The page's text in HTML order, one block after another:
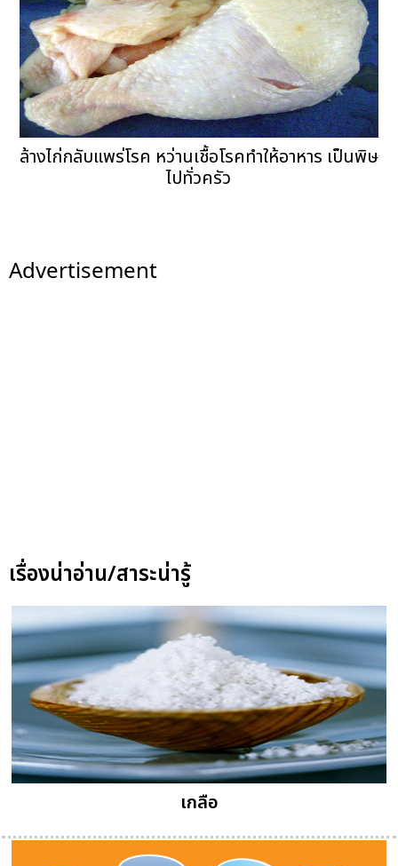
ล้างไก่กลับแพร่โรค หว่านเชื้อโรคทำให้อาหาร เป็นพิษ
ไปทั่วครัว
Advertisement
เรื่องน่าอ่าน/สาระน่ารู้
เกลือ